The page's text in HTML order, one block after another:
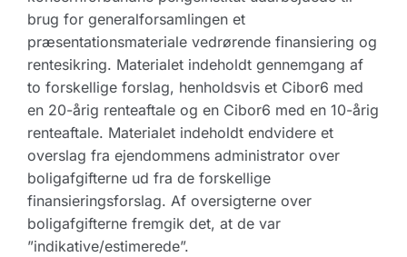
brug for generalforsamlingen et
præsentationsmateriale vedrørende finansiering og
rentesikring. Materialet indeholdt gennemgang af
to forskellige forslag, henholdsvis et Cibor6 med
en 20-årig renteaftale og en Cibor6 med en 10-årig
renteaftale. Materialet indeholdt endvidere et
overslag fra ejendommens administrator over
boligafgifterne ud fra de forskellige
finansieringsforslag. Af oversigterne over
boligafgifterne fremgik det, at de var
”indikative/estimerede”.